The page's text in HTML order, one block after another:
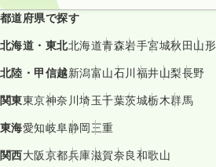
都道府県で探す
北海道・東北北海道青森岩手宮城秋田山形
北陸・甲信越新潟富山石川福井山梨長野
関東東京神奈川埼玉千葉茨城栃木群馬
東海愛知岐阜静岡三重
関西大阪京都兵庫滋賀奈良和歌山